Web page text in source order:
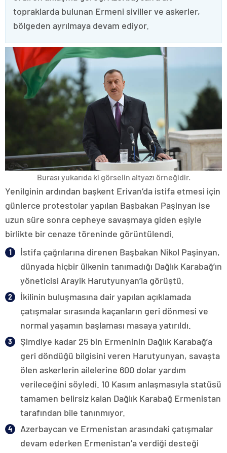
topraklarda bulunan Ermeni siviller ve askerler,
bölgeden ayrılmaya devam ediyor.
Burası yukarıda ki görselin altyazı örneğidir.
Yenilginin ardından başkent Erivan’da istifa etmesi için
günlerce protestolar yapılan Başbakan Paşinyan ise
uzun süre sonra cepheye savaşmaya giden eşiyle
birlikte bir cenaze töreninde görüntülendi.
İstifa çağrılarına direnen Başbakan Nikol Paşinyan,
dünyada hiçbir ülkenin tanımadığı Dağlık Karabağ’ın
yöneticisi Arayik Harutyunyan’la görüştü.
İkilinin buluşmasına dair yapılan açıklamada
çatışmalar sırasında kaçanların geri dönmesi ve
normal yaşamın başlaması masaya yatırıldı.
Şimdiye kadar 25 bin Ermeninin Dağlık Karabağ’a
geri döndüğü bilgisini veren Harutyunyan, savaşta
ölen askerlerin ailelerine 600 dolar yardım
verileceğini söyledi. 10 Kasım anlaşmasıyla statüsü
tamamen belirsiz kalan Dağlık Karabağ Ermenistan
tarafından bile tanınmıyor.
Azerbaycan ve Ermenistan arasındaki çatışmalar
devam ederken Ermenistan’a verdiği desteği